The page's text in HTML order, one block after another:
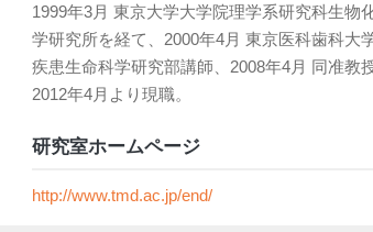
1999年3月 東京大学大学院理学系研究科生
学研究所を経て、2000年4月 東京医科歯科大
疾患生命科学研究部講師、2008年4月 同准教
2012年4月より現職。
研究室ホームページ
http://www.tmd.ac.jp/end/